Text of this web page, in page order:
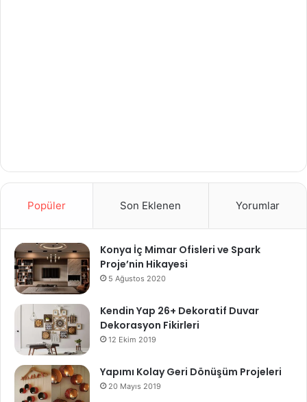
Popüler Son Eklenen Yorumlar
Konya İç Mimar Ofisleri ve Spark
Proje’nin Hikayesi
5 Ağustos 2020
Kendin Yap 26+ Dekoratif Duvar
Dekorasyon Fikirleri
12 Ekim 2019
Yapımı Kolay Geri Dönüşüm Projeleri
20 Mayıs 2019